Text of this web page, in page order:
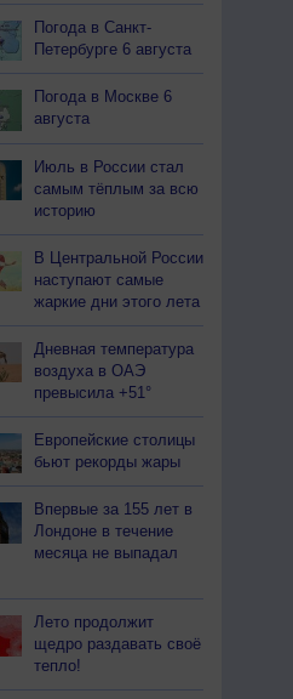
Погода в Санкт-
Петербурге 6 августа
Погода в Москве 6
августа
Июль в России стал
самым тёплым за всю
историю
В Центральной России
наступают самые
жаркие дни этого лета
Дневная температура
воздуха в ОАЭ
превысила +51°
Европейские столицы
бьют рекорды жары
Впервые за 155 лет в
Лондоне в течение
месяца не выпадал
Лето продолжит
щедро раздавать своё
тепло!